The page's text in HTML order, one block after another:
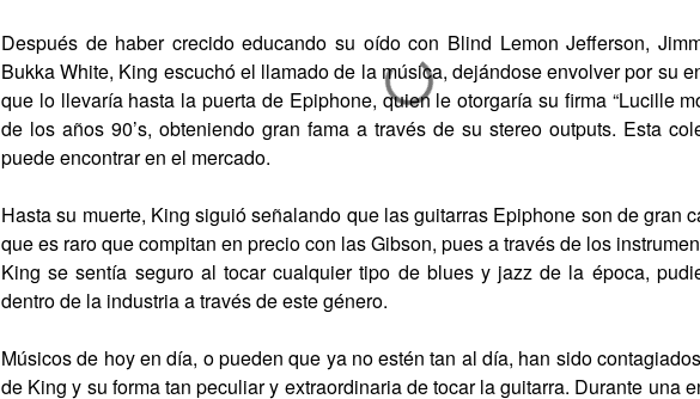
Después de haber crecido educando su oído con Blind Lemon Jefferson,
Bukka White, King escuchó el llamado de la música, dejándose envolver por su
que lo llevaría hasta la puerta de Epiphone, quien le otorgaría su firma “Lucille
de los años 90’s, obteniendo gran fama a través de su stereo outputs. Esta
puede encontrar en el mercado.
Hasta su muerte, King siguió señalando que las guitarras Epiphone son de gran
que es raro que compitan en precio con las Gibson, pues a través de los
King se sentía seguro al tocar cualquier tipo de blues y jazz de la época,
dentro de la industria a través de este género.
Músicos de hoy en día, o pueden que ya no estén tan al día, han sido
de King y su forma tan peculiar y extraordinaria de tocar la guitarra. Durante una